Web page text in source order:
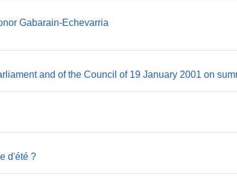
Gabarain-Echevarria
and of the Council of 19 January 2001 on
d'été ?